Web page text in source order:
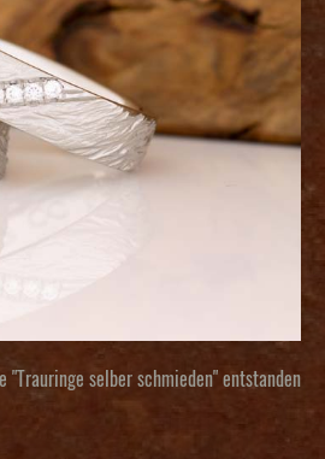
"Trauringe selber schmieden" entstanden